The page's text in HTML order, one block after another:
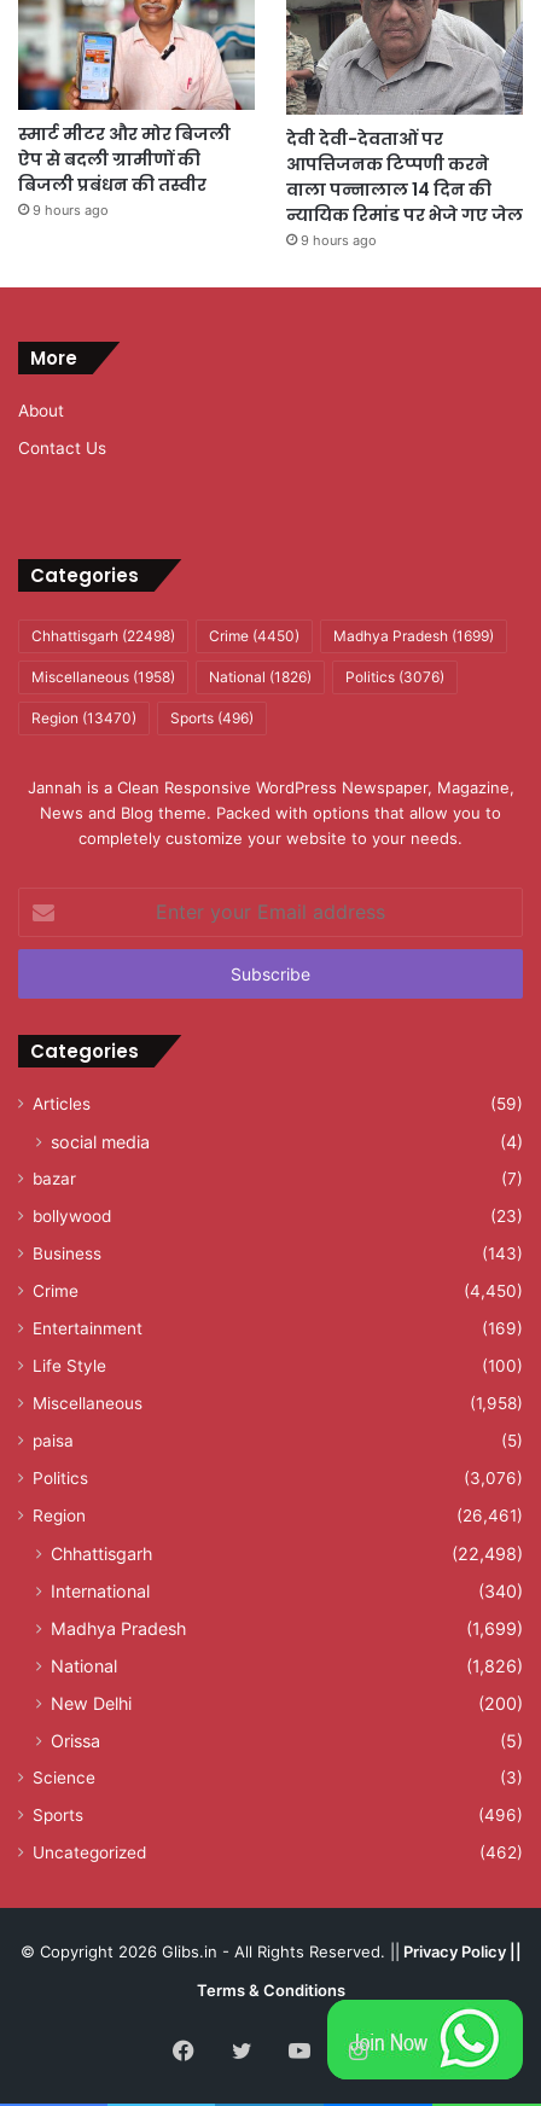
स्मार्ट मीटर और मोर बिजली
ऐप से बदली ग्रामीणों की
बिजली प्रबंधन की तस्वीर
9 hours ago
देवी देवी-देवताओं पर
आपत्तिजनक टिप्पणी करने
वाला पन्नालाल 14 दिन की
न्यायिक रिमांड पर भेजे गए जेल
9 hours ago
More
About
Contact Us
Categories
Chhattisgarh (22498) Crime (4450) Madhya Pradesh (1699)
Miscellaneous (1958) National (1826) Politics (3076)
Region (13470) Sports (496)
Jannah is a Clean Responsive WordPress Newspaper, Magazine,
News and Blog theme. Packed with options that allow you to
completely customize your website to your needs.
your
Email
Categories
Articles (59)
social media (4)
bazar
(7)
bollywood
(23)
Business
(143)
Crime
(4,450)
Entertainment
(169)
Life Style
(100)
Miscellaneous
(1,958)
paisa
(5)
Politics
(3,076)
Region
(26,461)
Chhattisgarh
(22,498)
International
(340)
Madhya Pradesh
(1,699)
National
(1,826)
New Delhi
(200)
Orissa
(5)
Science
(3)
Sports
(496)
Uncategorized
(462)
© Copyright 2026 Glibs.in - All Rights Reserved. || Privacy Policy||
Terms & Conditions
Facebook
TwitterYouTubeInstagram